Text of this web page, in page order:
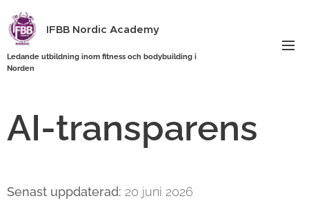
IFBB Nordic Academy
Ledande utbildning inom fitness och bodybuilding i
Norden
AI-transparens
Senast uppdaterad: 20 juni 2026